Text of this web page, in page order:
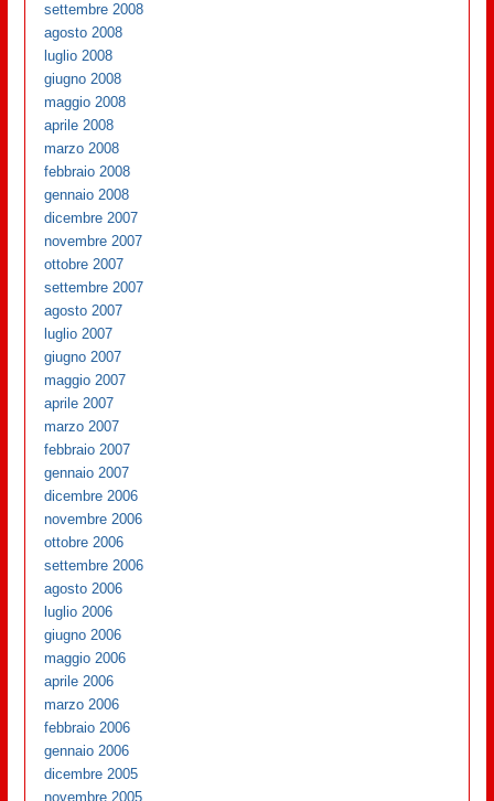
settembre 2008
agosto 2008
luglio 2008
giugno 2008
maggio 2008
aprile 2008
marzo 2008
febbraio 2008
gennaio 2008
dicembre 2007
novembre 2007
ottobre 2007
settembre 2007
agosto 2007
luglio 2007
giugno 2007
maggio 2007
aprile 2007
marzo 2007
febbraio 2007
gennaio 2007
dicembre 2006
novembre 2006
ottobre 2006
settembre 2006
agosto 2006
luglio 2006
giugno 2006
maggio 2006
aprile 2006
marzo 2006
febbraio 2006
gennaio 2006
dicembre 2005
novembre 2005